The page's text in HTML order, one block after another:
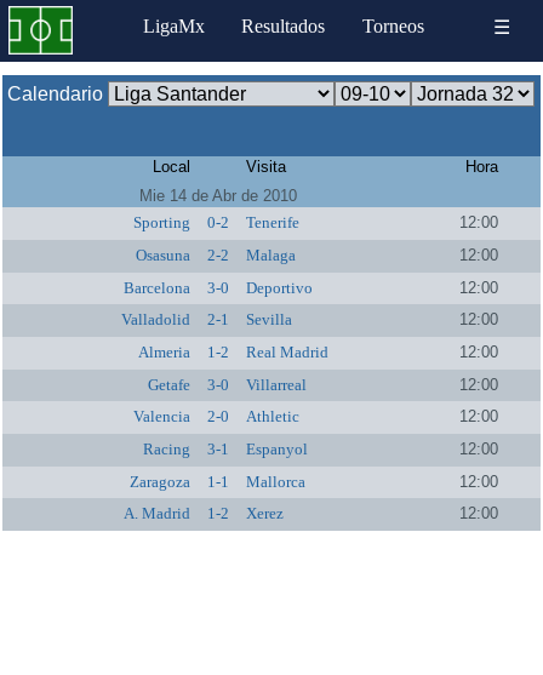
LigaMx Resultados Torneos ☰
Calendario
Local Visita
Hora
Mie 14 de Abr de 2010
Sporting
0-2 Tenerife
12:00
Osasuna
2-2 Malaga
12:00
Barcelona
3-0 Deportivo
12:00
Valladolid
2-1 Sevilla
12:00
Almeria
1-2 Real Madrid
12:00
Getafe
3-0 Villarreal
12:00
Valencia
2-0 Athletic
12:00
Racing
3-1 Espanyol
12:00
Zaragoza
1-1 Mallorca
12:00
A. Madrid
1-2 Xerez 12:00